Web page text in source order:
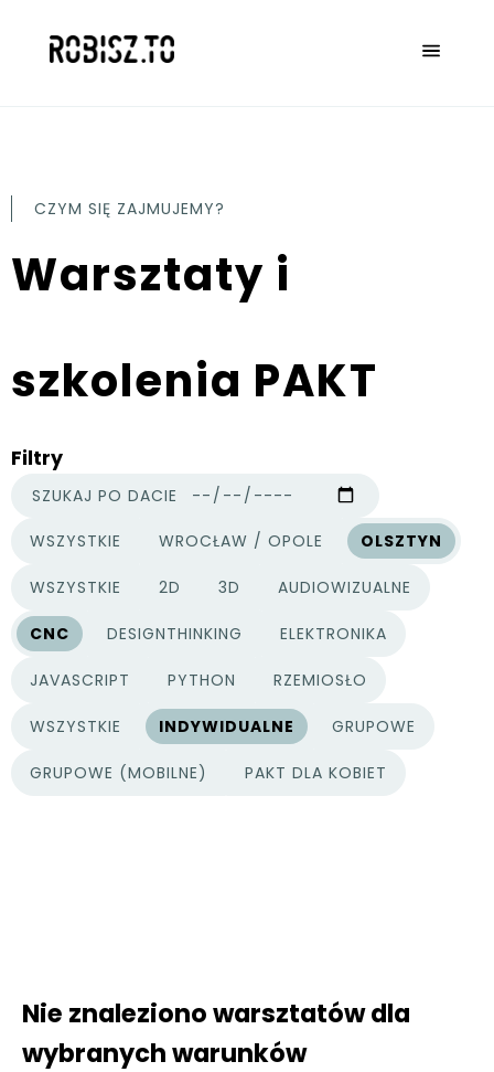
CZYM SIĘ ZAJMUJEMY?
Warsztaty i
szkolenia PAKT
Filtry
SZUKAJ PO DACIE
WSZYSTKIE
MIASTA
WROCŁAW / OPOLE OLSZTYN
WSZYSTKIE
KATEGORIE PROJEKTÓW
2D 3D AUDIOWIZUALNE
CNC DESIGNTHINKING ELEKTRONIKA
JAVASCRIPT PYTHON RZEMIOSŁO
WSZYSTKIE
TYPY PROJEKTÓW
INDYWIDUALNE GRUPOWE
GRUPOWE (MOBILNE) PAKT DLA KOBIET
Nie znaleziono warsztatów dla
wybranych warunków